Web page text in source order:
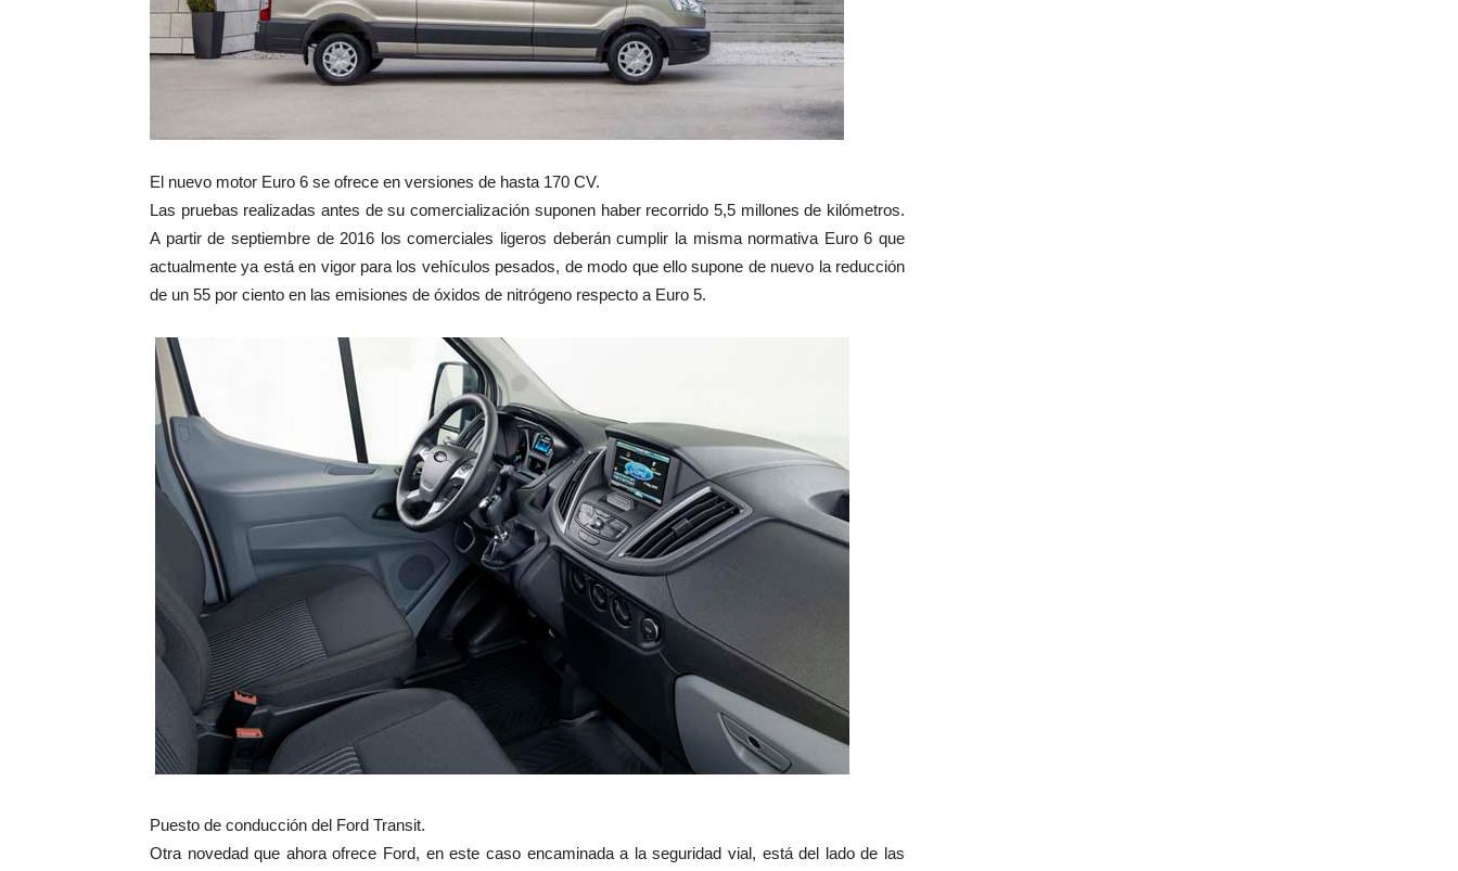
El nuevo motor Euro 6 se ofrece en versiones de hasta 170 CV.
Las pruebas realizadas antes de su comercialización suponen haber recorrido 5,5 millones de kilómetros.
A partir de septiembre de 2016 los comerciales ligeros deberán cumplir la misma normativa Euro 6 que
actualmente ya está en vigor para los vehículos pesados, de modo que ello supone de nuevo la reducción
de un 55 por ciento en las emisiones de óxidos de nitrógeno respecto a Euro 5.
Puesto de conducción del Ford Transit.
Otra novedad que ahora ofrece Ford, en este caso encaminada a la seguridad vial, está del lado de las